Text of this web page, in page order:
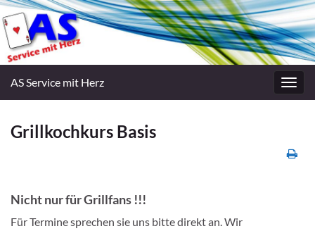
AS Service mit Herz
Grillkochkurs Basis
Nicht nur für Grillfans !!!
Für Termine sprechen sie uns bitte direkt an. Wir